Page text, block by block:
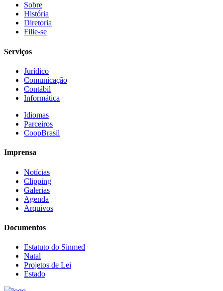
Sobre
História
Diretoria
Filie-se
Serviços
Jurídico
Comunicação
Contábil
Informática
Idiomas
Parceiros
CoopBrasil
Imprensa
Notícias
Clipping
Galerias
Agenda
Arquivos
Documentos
Estatuto do Sinmed
Natal
Projetos de Lei
Estado